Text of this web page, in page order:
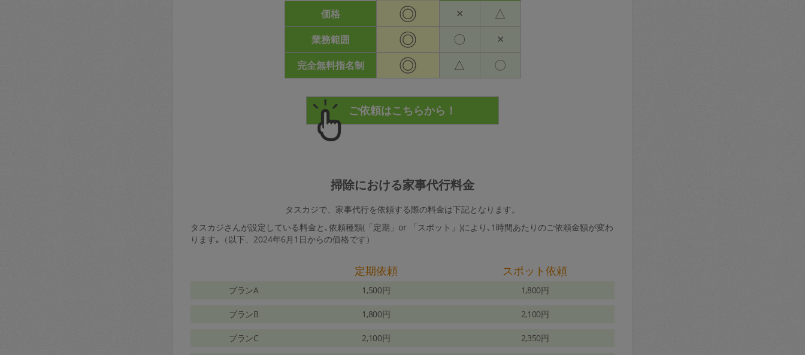
価格
◎ × △
業務範囲 ◎ 〇 ×
完全無料指名制 ◎ △ 〇
掃除における家事代行料金
タスカジで、家事代行を依頼する際の料金は下記となります。
タスカジさんが設定している料金と､依頼種類(「定期」or 「スポット」)により､1時間あたりのご依頼金額が変わ
ります｡（以下、2024年6月1日からの価格です）
定期依頼 スポット依頼
プランA 1,500円 1,800円
プランB 1,800円 2,100円
プランC 2,100円 2,350円